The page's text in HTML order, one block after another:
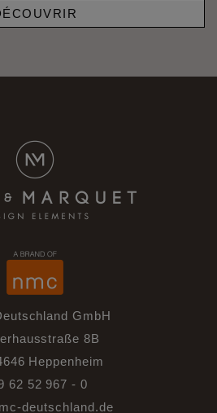
GmbH
8B
Heppenheim
62 52 967 - 0
deutschland.de